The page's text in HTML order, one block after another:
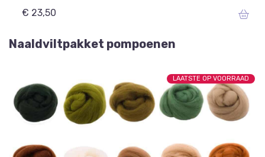
€ 23,50
Naaldviltpakket pompoenen
LAATSTE OP VOORRAAD